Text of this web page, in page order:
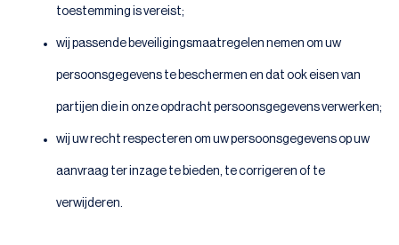
toestemming is vereist;
wij passende beveiligingsmaatregelen nemen om uw
persoonsgegevens te beschermen en dat ook eisen van
partijen die in onze opdracht persoonsgegevens verwerken;
wij uw recht respecteren om uw persoonsgegevens op uw
aanvraag ter inzage te bieden, te corrigeren of te
verwijderen.